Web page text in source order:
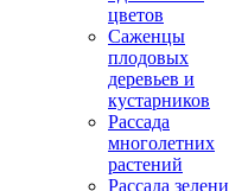
цветов
Саженцы
плодовых
деревьев и
кустарников
Рассада
многолетних
растений
Рассада зелени